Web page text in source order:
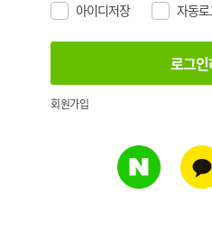
아이디저장 자동로
회원가입